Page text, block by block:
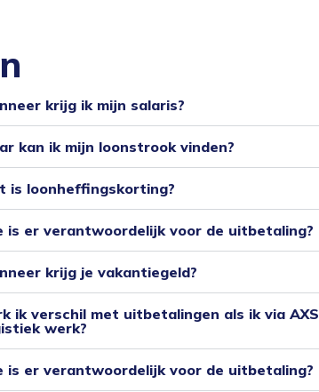
krijg ik mijn salaris?
kan ik mijn loonstrook vinden?
is loonheffingskorting?
is er verantwoordelijk voor de uitbetaling?
krijg je vakantiegeld?
ik verschil met uitbetalingen als ik via AXS
werk?
is er verantwoordelijk voor de uitbetaling?